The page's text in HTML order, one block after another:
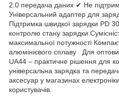
2.0 передача даних ✔ Не
Універсальний адаптер для
Підтримка швидкої зарядки PD
контролю стану зарядки
максимальної потужності
алюмінієвого сплаву Для
UA44 – практичне рішення для
універсальна зарядка та
аксесуар у магазинах
користувачів.